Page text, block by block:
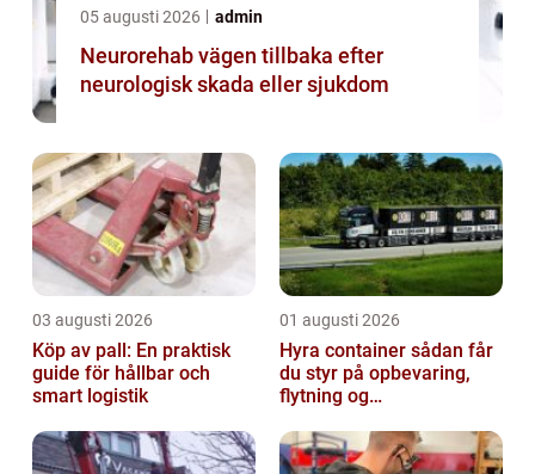
05 augusti 2026 admin
Neurorehab vägen tillbaka efter
neurologisk skada eller sjukdom
03 augusti 2026
Köp av pall: En praktisk
guide för hållbar och
smart logistik
01 augusti 2026
Hyra container sådan får
du styr på opbevaring,
flytning og